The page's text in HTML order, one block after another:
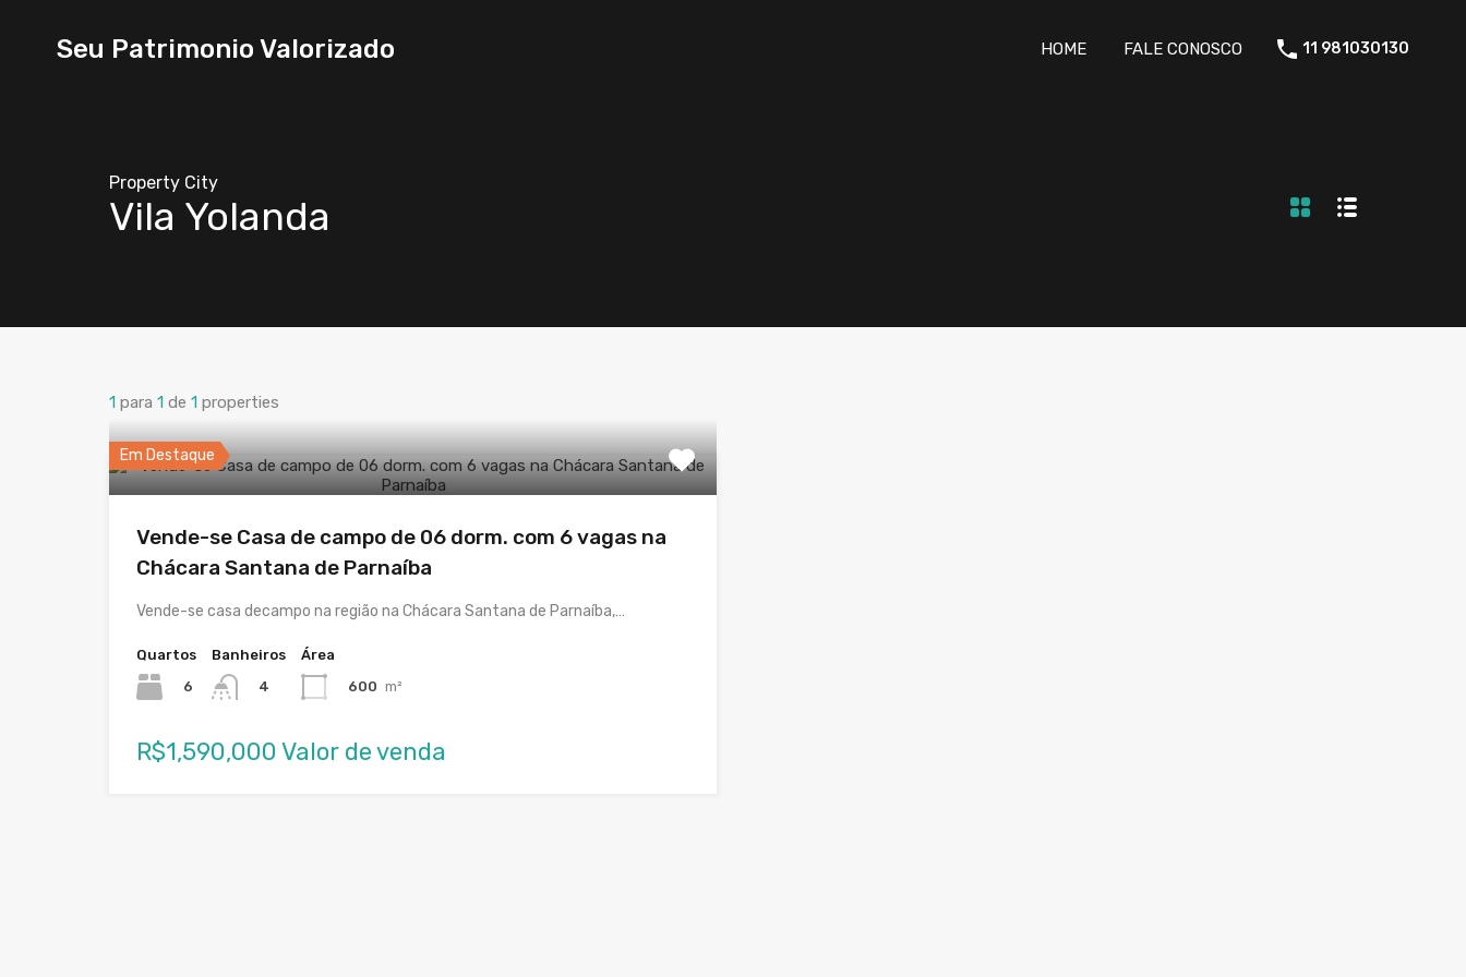
Seu Patrimonio Valorizado HOME FALE CONOSCO 11 981030130
Property City
Vila Yolanda
1 para 1 de 1 properties
Em Destaque
Vende-se Casa de campo de 06 dorm. com 6 vagas na
Chácara Santana de Parnaíba
Vende-se casa decampo na região na Chácara Santana de Parnaíba,…
Quartos
6
Banheiros
4
Área
600 m²
R$1,590,000 Valor de venda